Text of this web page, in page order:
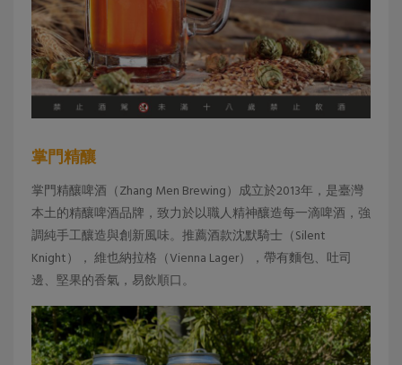
掌門精釀
掌門精釀啤酒（Zhang Men Brewing）成立於2013年，是臺灣
本土的精釀啤酒品牌，致力於以職人精神釀造每一滴啤酒，強
調純手工釀造與創新風味。推薦酒款沈默騎士（Silent
Knight）， 維也納拉格（Vienna Lager），帶有麵包、吐司
邊、堅果的香氣，易飲順口。